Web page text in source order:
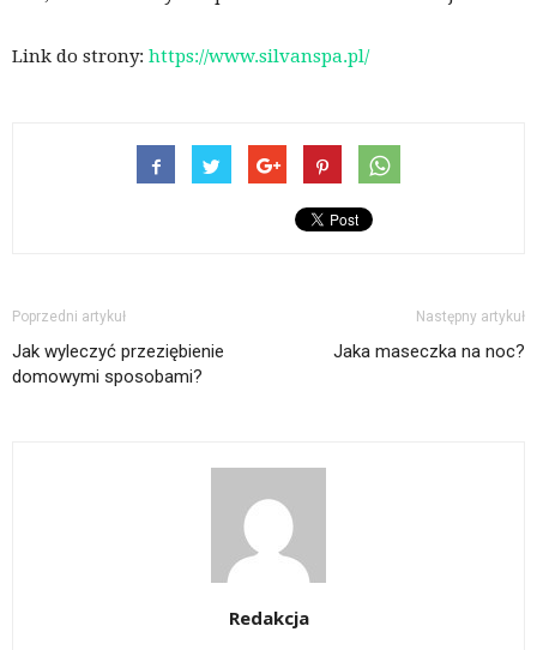
Link do strony: https://www.silvanspa.pl/
Poprzedni artykuł
Jak wyleczyć przeziębienie
domowymi sposobami?
Następny artykuł
Jaka maseczka na noc?
Redakcja